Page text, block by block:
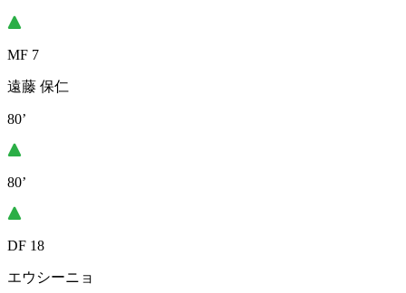
MF 7
遠藤 保仁
80’
80’
DF 18
エウシーニョ